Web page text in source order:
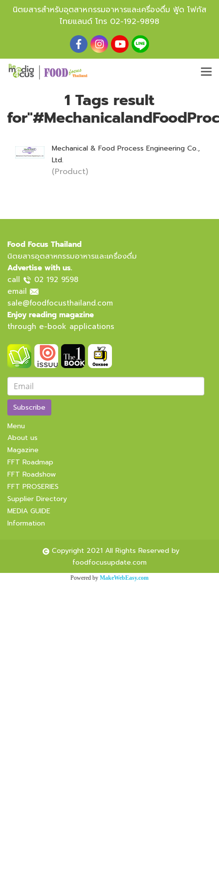
นิตยสารสำหรับอุตสาหกรรมอาหารและเครื่องดื่ม ฟู้ด โฟกัส
ไทยแลนด์ โทร 02-192-9898
1 Tags result
Mechanical & Food Process Engineering Co.,
Ltd.
(Product)
Food Focus Thailand
นิตยสารอุตสาหกรรมอาหารและเครื่องดื่ม
Advertise with us.
call
02 192 9598
email
sale@foodfocusthailand.com
Enjoy reading magazine
through e-book applications
Subscribe
Menu
About us
Magazine
FFT Roadmap
FFT Roadshow
FFT PROSERIES
Supplier Directory
MEDIA GUIDE
Information
Copyright 2021 All Rights Reserved by
foodfocusupdate.com
Powered by MakeWebEasy.com